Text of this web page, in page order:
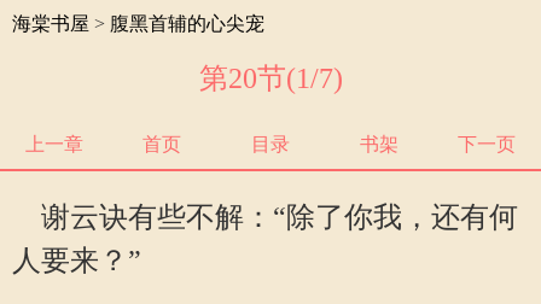
海棠书屋 > 腹黑首辅的心尖宠
第20节(1/7)
上一章 首页 目录 书架 下一页
谢云诀有些不解：“除了你我，还有何
人要来？”